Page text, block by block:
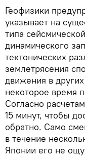
Геофизики
указывает на
типа
динамического
тектонических
землетрясения
движения в
некоторое время
Согласно
15 минут, чтобы
обратно. Само
в течение
Японии его не